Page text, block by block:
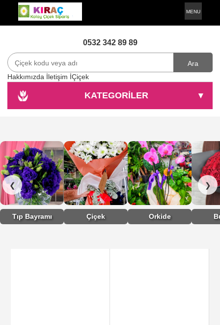
MENU
0532 342 89 89
Ara
Hakkımızda İletişim İÇiçek
KATEGORİLER ▾
❮
Tıp Bayramı Çiçek Orkide
❯